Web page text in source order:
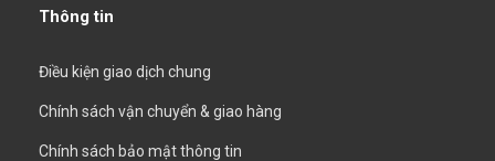
Thông tin
Điều kiện giao dịch chung
Chính sách vận chuyển & giao hàng
Chính sách bảo mật thông tin